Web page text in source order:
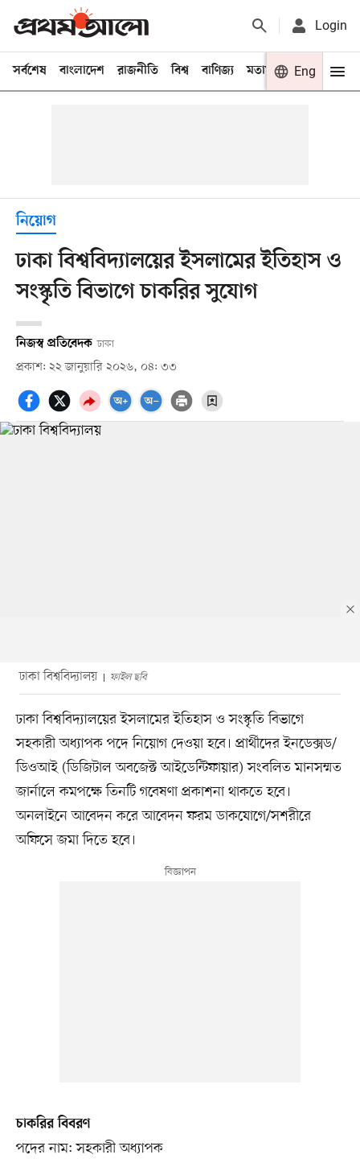
Login
সর্বশেষ বাংলাদেশ রাজনীতি বিশ্ব বাণিজ্য মতামত খেলা
Eng
নিয়োগ
ঢাকা বিশ্ববিদ্যালয়ের ইসলামের ইতিহাস ও
সংস্কৃতি বিভাগে চাকরির সুযোগ
নিজস্ব প্রতিবেদক ঢাকা
প্রকাশ: ২২ জানুয়ারি ২০২৬, ০৪: ৩৩
ঢাকা বিশ্ববিদ্যালয় ফাইল ছবি
ঢাকা বিশ্ববিদ্যালয়ের ইসলামের ইতিহাস ও সংস্কৃতি বিভাগে
সহকারী অধ্যাপক পদে নিয়োগ দেওয়া হবে। প্রার্থীদের ইনডেক্সড/
ডিওআই (ডিজিটাল অবজেক্ট আইডেন্টিফায়ার) সংবলিত মানসম্মত
জার্নালে কমপক্ষে তিনটি গবেষণা প্রকাশনা থাকতে হবে।
অনলাইনে আবেদন করে আবেদন ফরম ডাকযোগে/সশরীরে
অফিসে জমা দিতে হবে।
চাকরির বিবরণ
পদের নাম: সহকারী অধ্যাপক